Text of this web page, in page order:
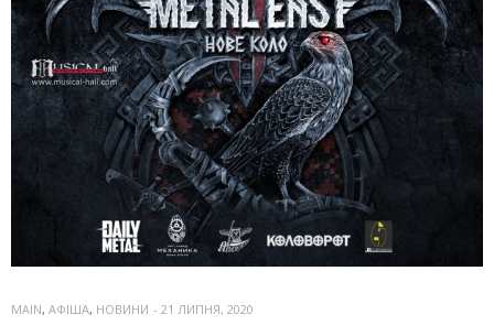
MAIN, АФІША, НОВИНИ - 21 ЛИПНЯ, 2020